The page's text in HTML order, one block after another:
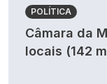
POLÍTICA
Câmara da
locais (142